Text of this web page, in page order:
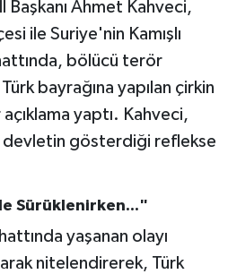
Başkanı Ahmet Kahveci,
ile Suriye'nin Kamışlı
bölücü terör
bayrağına yapılan çirkin
açıklama yaptı. Kahveci,
devletin gösterdiği reflekse
Sürüklenirken..."
yaşanan olayı
nitelendirerek, Türk